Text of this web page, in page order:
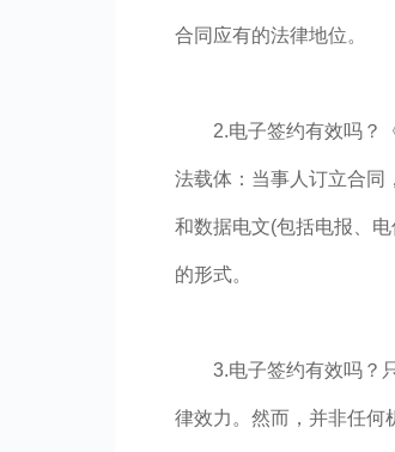
合同应有的法律地位。
2.电子签约有效吗？
法载体：当事人订立合同
和数据电文(包括电报、
的形式。
3.电子签约有效吗？
律效力。然而，并非任何